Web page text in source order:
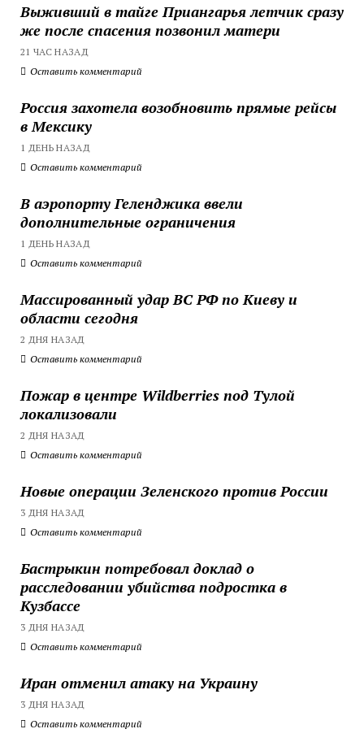
Выживший в тайге Приангарья летчик сразу
же после спасения позвонил матери
21 ЧАС НАЗАД
Оставить комментарий
Россия захотела возобновить прямые рейсы
в Мексику
1 ДЕНЬ НАЗАД
Оставить комментарий
В аэропорту Геленджика ввели
дополнительные ограничения
1 ДЕНЬ НАЗАД
Оставить комментарий
Массированный удар ВС РФ по Киеву и
области сегодня
2 ДНЯ НАЗАД
Оставить комментарий
Пожар в центре Wildberries под Тулой
локализовали
2 ДНЯ НАЗАД
Оставить комментарий
Новые операции Зеленского против России
3 ДНЯ НАЗАД
Оставить комментарий
Бастрыкин потребовал доклад о
расследовании убийства подростка в
Кузбассе
3 ДНЯ НАЗАД
Оставить комментарий
Иран отменил атаку на Украину
3 ДНЯ НАЗАД
Оставить комментарий